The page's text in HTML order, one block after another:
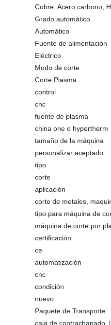
Cobre, Acero carbono,
Grado automático
Automático
Fuente de alimentación
Eléctrico
Modo de corte
Corte Plasma
control
cnc
fuente de plasma
china one o hypertherm
tamaño de la máquina
personalizar aceptado
tipo
corte
aplicación
corte de metales,
tipo para máquina de
máquina de corte por
certificación
ce
automatización
cnc
condición
nuevo
Paquete de Transporte
caja de contrachapado,